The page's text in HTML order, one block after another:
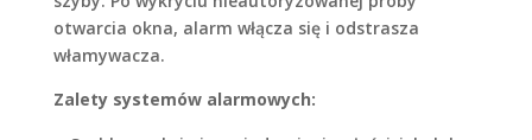
otwarcia okna, alarm włącza się i odstrasza
włamywacza.
Zalety systemów alarmowych: